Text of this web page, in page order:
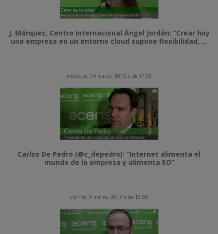
J. Márquez, Centro Internacional Ángel Jordán: “Crear hoy
una empresa en un entorno cloud supone flexibilidad, ...
miércoles, 14 marzo, 2012 a las 17:55
Carlos De Pedro (@c_depedro): “Internet alimenta el
mundo de la empresa y alimenta EO”
viernes, 9 marzo, 2012 a las 12:58